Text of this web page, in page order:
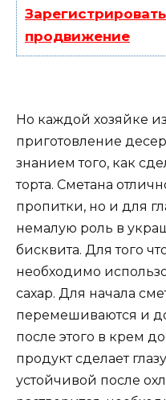
продвижение
Но каждой хозяйке
приготовление
знанием того, как
торта. Сметана
пропитки, но и для
немалую роль в
бисквита. Для того
необходимо
сахар. Для начала
перемешиваются и
после этого в крем
продукт сделает
устойчивой после